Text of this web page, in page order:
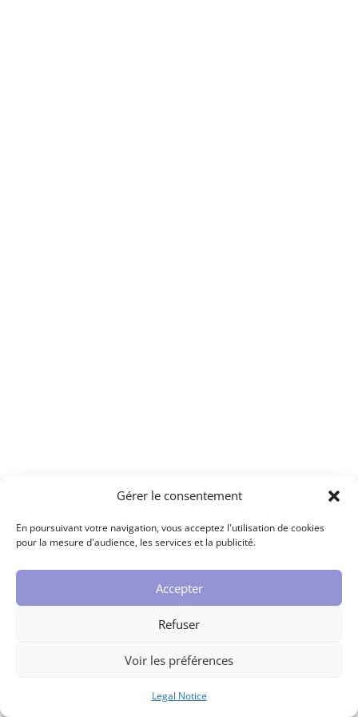
Gérer le consentement
En poursuivant votre navigation, vous acceptez l'utilisation de cookies
pour la mesure d'audience, les services et la publicité.
Accepter
Refuser
Voir les préférences
Legal Notice